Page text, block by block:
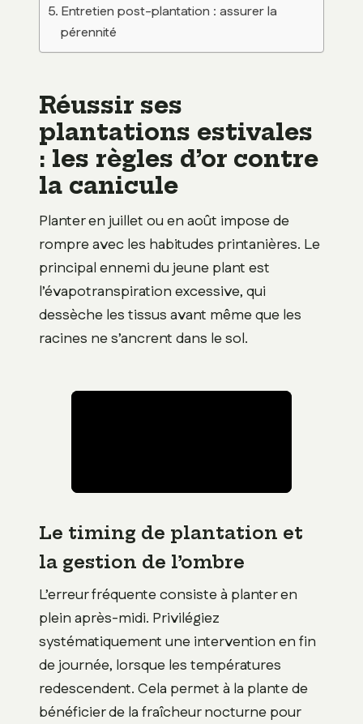
Entretien post-plantation : assurer la
pérennité
Réussir ses
plantations estivales
: les règles d’or contre
la canicule
Planter en juillet ou en août impose de
rompre avec les habitudes printanières. Le
principal ennemi du jeune plant est
l’évapotranspiration excessive, qui
dessèche les tissus avant même que les
racines ne s’ancrent dans le sol.
Le timing de plantation et
la gestion de l’ombre
L’erreur fréquente consiste à planter en
plein après-midi. Privilégiez
systématiquement une intervention en fin
de journée, lorsque les températures
redescendent. Cela permet à la plante de
bénéficier de la fraîcheur nocturne pour